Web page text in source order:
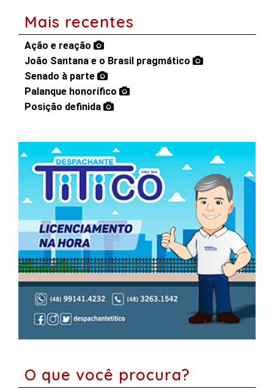
Mais recentes
Ação e reação
João Santana e o Brasil pragmático
Senado à parte
Palanque honorífico
Posição definida
O que você procura?